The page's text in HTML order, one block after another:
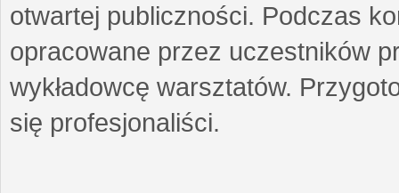
otwartej publiczności. Podczas
opracowane przez uczestników
wykładowcę warsztatów.
się profesjonaliści.